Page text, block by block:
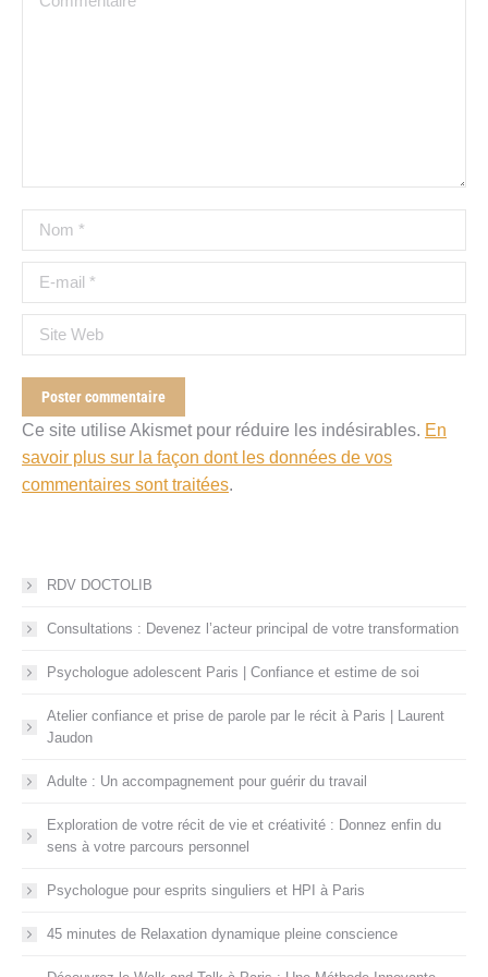
Nom *
E-mail *
Site Web
Poster commentaire
Ce site utilise Akismet pour réduire les indésirables. En
savoir plus sur la façon dont les données de vos
commentaires sont traitées.
RDV DOCTOLIB
Consultations : Devenez l’acteur principal de votre transformation
Psychologue adolescent Paris | Confiance et estime de soi
Atelier confiance et prise de parole par le récit à Paris | Laurent
Jaudon
Adulte : Un accompagnement pour guérir du travail
Exploration de votre récit de vie et créativité : Donnez enfin du
sens à votre parcours personnel
Psychologue pour esprits singuliers et HPI à Paris
45 minutes de Relaxation dynamique pleine conscience